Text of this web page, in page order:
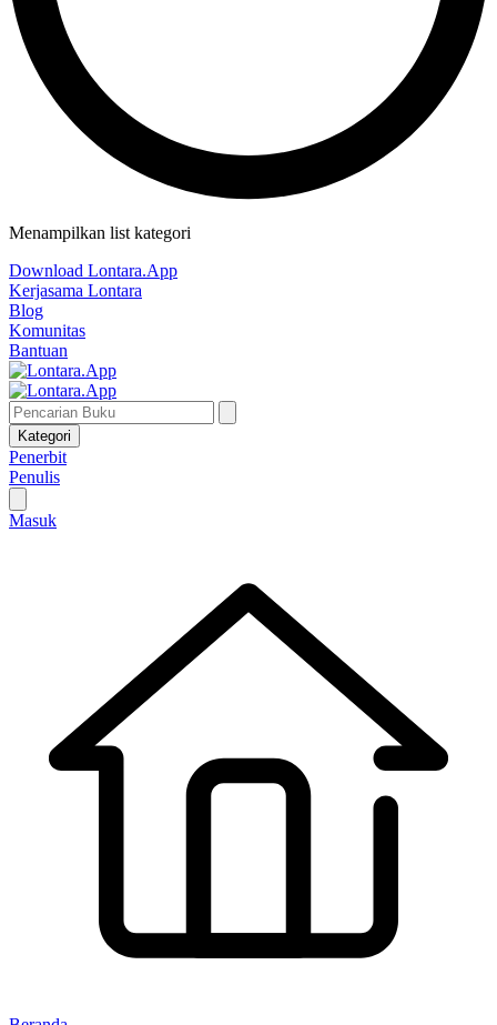
Menampilkan list kategori
Download Lontara.App
Kerjasama Lontara
Blog
Komunitas
Bantuan
Kategori
Penerbit
Penulis
Masuk